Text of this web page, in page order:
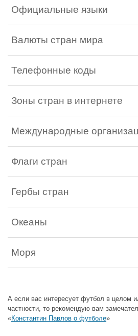
Официальные языки
Валюты стран мира
Телефонные коды
Зоны стран в интернете
Международные
Флаги стран
Гербы стран
Океаны
Моря
А если вас интересует футбол в целом
частности, то рекомендую вам
«Константин Павлов о футболе»